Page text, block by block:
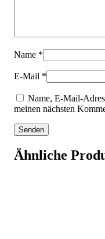
Name *
E-Mail *
Name, E-Mail-
meinen nächsten
Ähnliche